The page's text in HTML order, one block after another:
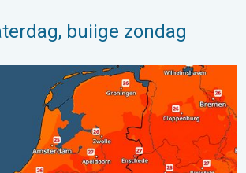
buiige zondag
dag van de week. Bijna overal zomers